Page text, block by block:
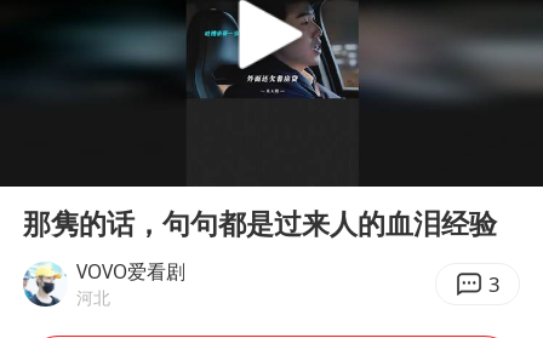
独闯南太行失联女子遗体已找到
哥伦比亚强震已致超20人死亡
中方：奉劝美方解除对古巴制裁封锁
Play
那隽的话，句句都是过来人的血泪经验
VOVO爱看剧
河北 3